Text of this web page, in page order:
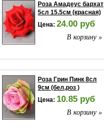
Роза Амадеус бархат
5сл 15.5см (красная)
Цена: 24.00 руб
В корзину »
Роза Грин Пинк 8сл
9см (бел,роз )
Цена: 10.85 руб
В корзину »